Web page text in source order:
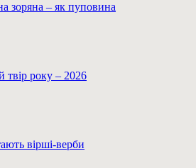
зоряна – як пуповина
твір року – 2026
вірші-верби